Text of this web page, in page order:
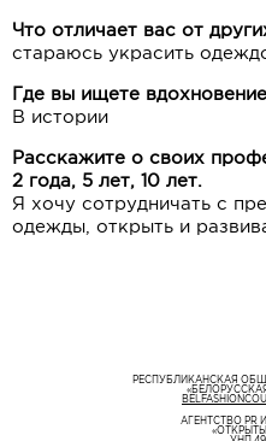
Что отличает вас от
стараюсь украсить
Где вы ищете
В истории
Расскажите о своих
2 года, 5 лет, 10 лет.
Я хочу сотрудничать с
одежды, открыть и
РЕСПУБЛИКАНСКАЯ
АГЕНТСТВО PR